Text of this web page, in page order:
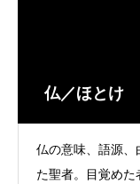
仏／ほとけ
仏の意味、語源、
た聖者。目覚め